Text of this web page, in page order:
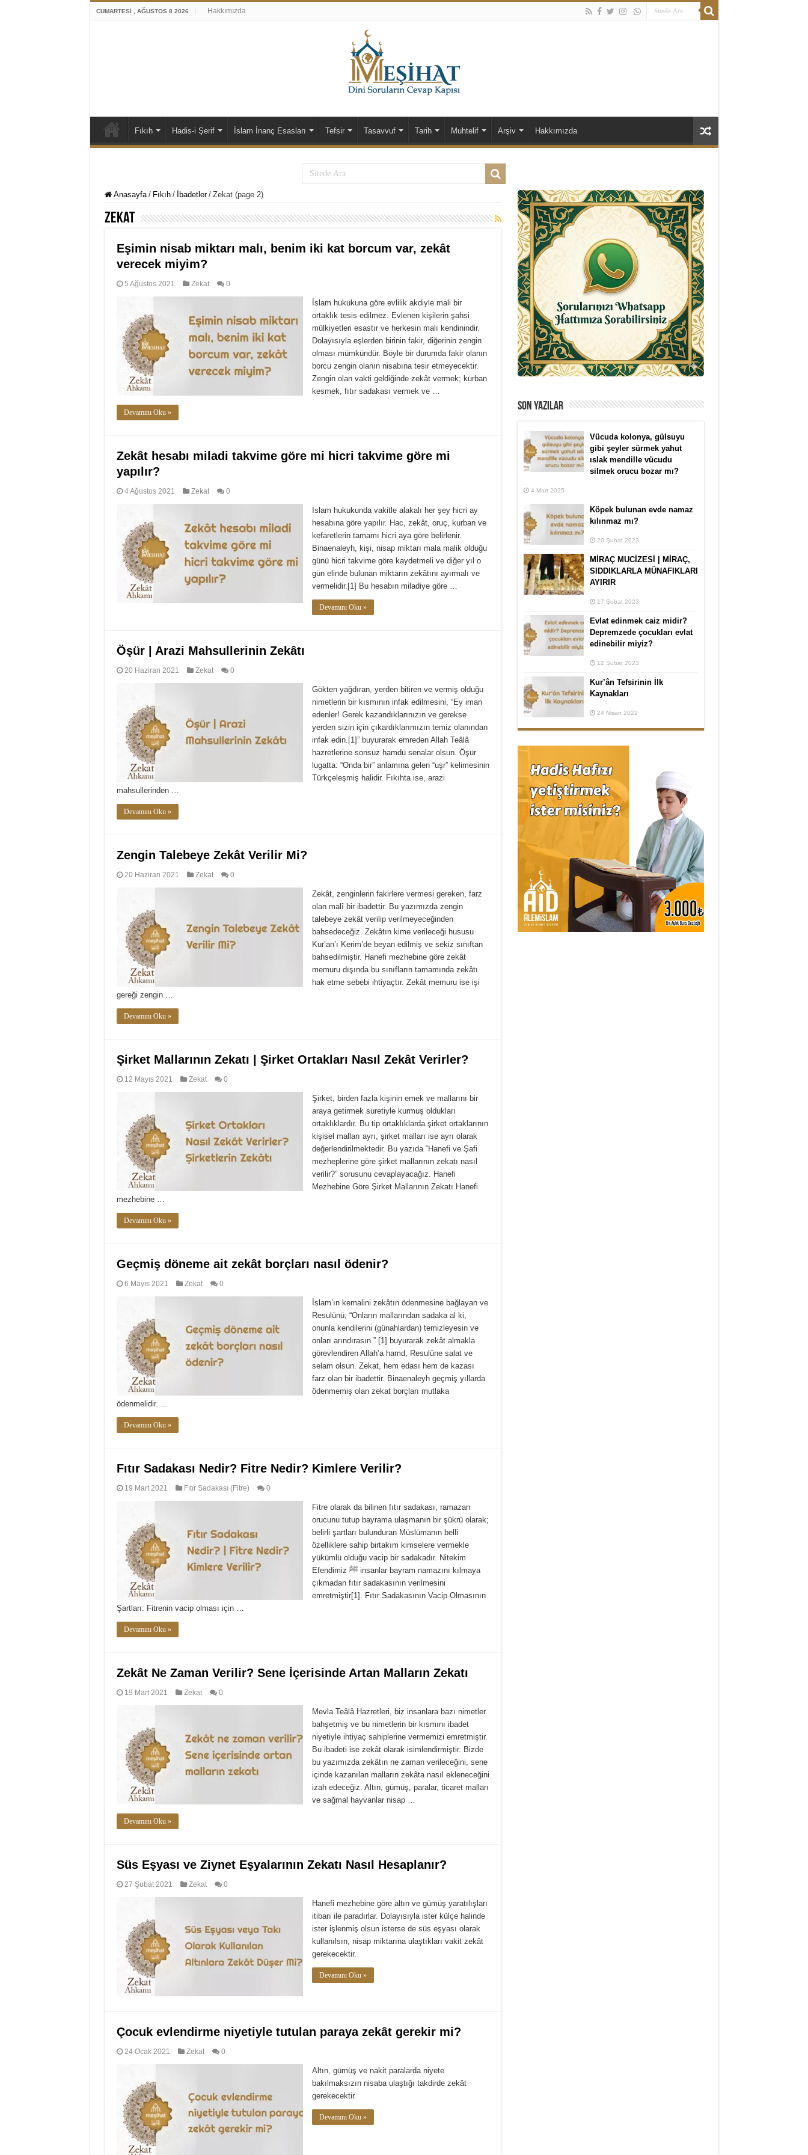
CUMARTESI , AĞUSTOS 8 2026 Hakkımızda
Fıkıh Hadis-i Şerif İslam İnanç Esasları Tefsir Tasavvuf Tarih Muhtelif Arşiv Hakkımızda
Anasayfa / Fıkıh / İbadetler / Zekat (page 2)
Zekat
Eşimin nisab miktarı malı, benim iki kat borcum var, zekât
verecek miyim?
5 Ağustos 2021 Zekat 0
İslam hukukuna göre evlilik akdiyle mali bir
ortaklık tesis edilmez. Evlenen kişilerin şahsi
mülkiyetleri esastır ve herkesin malı kendinindir.
Dolayısıyla eşlerden birinin fakir, diğerinin zengin
olması mümkündür. Böyle bir durumda fakir olanın
borcu zengin olanın nisabına tesir etmeyecektir.
Zengin olan vakti geldiğinde zekât vermek; kurban
kesmek, fıtır sadakası vermek ve …
Devamını Oku »
Zekât hesabı miladi takvime göre mi hicri takvime göre mi
yapılır?
4 Ağustos 2021 Zekat 0
İslam hukukunda vakitle alakalı her şey hicri ay
hesabına göre yapılır. Hac, zekât, oruç, kurban ve
kefaretlerin tamamı hicri aya göre belirlenir.
Binaenaleyh, kişi, nisap miktarı mala malik olduğu
günü hicri takvime göre kaydetmeli ve diğer yıl o
gün elinde bulunan miktarın zekâtını ayırmalı ve
vermelidir.[1] Bu hesabın miladiye göre …
Devamını Oku »
Öşür | Arazi Mahsullerinin Zekâtı
20 Haziran 2021 Zekat 0
Gökten yağdıran, yerden bitiren ve vermiş olduğu
nimetlerin bir kısmının infak edilmesini, “Ey iman
edenler! Gerek kazandıklarınızın ve gerekse
yerden sizin için çıkardıklarımızın temiz olanından
infak edin.[1]” buyurarak emreden Allah Teâlâ
hazretlerine sonsuz hamdü senalar olsun. Öşür
lugatta: “Onda bir” anlamına gelen “uşr” kelimesinin
Türkçeleşmiş halidir. Fıkıhta ise, arazi
mahsullerinden …
Devamını Oku »
Zengin Talebeye Zekât Verilir Mi?
20 Haziran 2021 Zekat 0
Zekât, zenginlerin fakirlere vermesi gereken, farz
olan malî bir ibadettir. Bu yazımızda zengin
talebeye zekât verilip verilmeyeceğinden
bahsedeceğiz. Zekâtın kime verileceği hususu
Kur’an’ı Kerim’de beyan edilmiş ve sekiz sınıftan
bahsedilmiştir. Hanefi mezhebine göre zekât
memuru dışında bu sınıfların tamamında zekâtı
hak etme sebebi ihtiyaçtır. Zekât memuru ise işi
gereği zengin …
Devamını Oku »
Şirket Mallarının Zekatı | Şirket Ortakları Nasıl Zekât Verirler?
12 Mayıs 2021 Zekat 0
Şirket, birden fazla kişinin emek ve mallarını bir
araya getirmek suretiyle kurmuş oldukları
ortaklıklardır. Bu tip ortaklıklarda şirket ortaklarının
kişisel malları ayrı, şirket malları ise ayrı olarak
değerlendirilmektedir. Bu yazıda “Hanefi ve Şafi
mezheplerine göre şirket mallarının zekatı nasıl
verilir?” sorusunu cevaplayacağız. Hanefi
Mezhebine Göre Şirket Mallarının Zekatı Hanefi
mezhebine …
Devamını Oku »
Geçmiş döneme ait zekât borçları nasıl ödenir?
6 Mayıs 2021 Zekat 0
İslam’ın kemalini zekâtın ödenmesine bağlayan ve
Resulünü, “Onların mallarından sadaka al ki,
onunla kendilerini (günahlardan) temizleyesin ve
onları arındırasın.” [1] buyurarak zekât almakla
görevlendiren Allah’a hamd, Resulüne salat ve
selam olsun. Zekat, hem edası hem de kazası
farz olan bir ibadettir. Binaenaleyh geçmiş yıllarda
ödenmemiş olan zekat borçları mutlaka
ödenmelidir. …
Devamını Oku »
Fıtır Sadakası Nedir? Fitre Nedir? Kimlere Verilir?
19 Mart 2021 Fıtır Sadakası (Fitre) 0
Fitre olarak da bilinen fıtır sadakası, ramazan
orucunu tutup bayrama ulaşmanın bir şükrü olarak;
belirli şartları bulunduran Müslümanın belli
özelliklere sahip birtakım kimselere vermekle
yükümlü olduğu vacip bir sadakadır. Nitekim
Efendimiz ﷺ insanlar bayram namazını kılmaya
çıkmadan fıtır sadakasının verilmesini
emretmiştir[1]. Fıtır Sadakasının Vacip Olmasının
Şartları: Fitrenin vacip olması için …
Devamını Oku »
Zekât Ne Zaman Verilir? Sene İçerisinde Artan Malların Zekatı
19 Mart 2021 Zekat 0
Mevla Teâlâ Hazretleri, biz insanlara bazı nimetler
bahşetmiş ve bu nimetlerin bir kısmını ibadet
niyetiyle ihtiyaç sahiplerine vermemizi emretmiştir.
Bu ibadeti ise zekât olarak isimlendirmiştir. Bizde
bu yazımızda zekâtın ne zaman verileceğini, sene
içinde kazanılan malların zekâta nasıl ekleneceğini
izah edeceğiz. Altın, gümüş, paralar, ticaret malları
ve sağmal hayvanlar nisap …
Devamını Oku »
Süs Eşyası ve Ziynet Eşyalarının Zekatı Nasıl Hesaplanır?
27 Şubat 2021 Zekat 0
Hanefi mezhebine göre altın ve gümüş yaratılışları
itibarı ile paradırlar. Dolayısıyla ister külçe halinde
ister işlenmiş olsun isterse de süs eşyası olarak
kullanılsın, nisap miktarına ulaştıkları vakit zekât
gerekecektir.
Devamını Oku »
Çocuk evlendirme niyetiyle tutulan paraya zekât gerekir mi?
24 Ocak 2021 Zekat 0
Altın, gümüş ve nakit paralarda niyete
bakılmaksızın nisaba ulaştığı takdirde zekât
gerekecektir.
Devamını Oku »
SON YAZILAR
Vücuda kolonya, gülsuyu
gibi şeyler sürmek yahut
ıslak mendille vücudu
silmek orucu bozar mı?
4 Mart 2025
Köpek bulunan evde namaz
kılınmaz mı?
20 Şubat 2023
MİRAÇ MUCİZESİ | MİRAÇ,
SIDDIKLARLA MÜNAFIKLARI
AYIRIR
17 Şubat 2023
Evlat edinmek caiz midir?
Depremzede çocukları evlat
edinebilir miyiz?
12 Şubat 2023
Kur’ân Tefsirinin İlk
Kaynakları
24 Nisan 2022